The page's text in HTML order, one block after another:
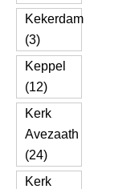
Kekerdam
(3)
Keppel
(12)
Kerk
Avezaath
(24)
Kerk